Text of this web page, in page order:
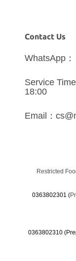
Contact Us
WhatsApp
Service
18:00
Email：
Restricted
0363802301 (
0363802310 (